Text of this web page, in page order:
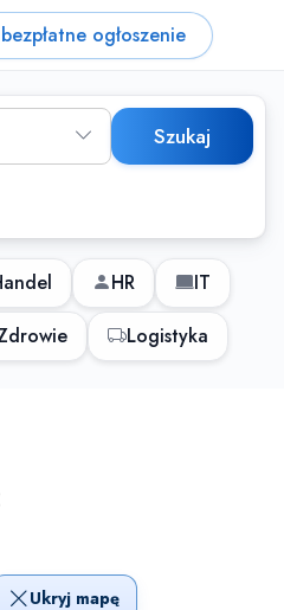
ogłoszenie
Szukaj
HR
IT
Logistyka
Ukryj mapę